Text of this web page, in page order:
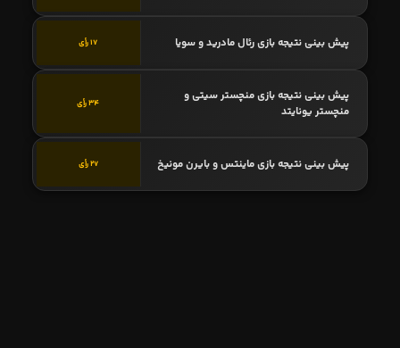
پیش بینی نتیجه بازی رئال مادرید و سویا 17 رأی
پیش بینی نتیجه بازی منچستر سیتی و
منچستر یونایتد
34 رأی
پیش بینی نتیجه بازی ماینتس و بایرن مونیخ 27 رأی